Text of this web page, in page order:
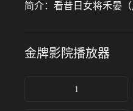
简介： 看昔日女将禾晏
金牌影院播放器
1